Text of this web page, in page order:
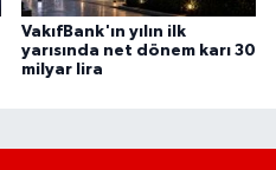
VakıfBank'ın yılın ilk
yarısında net dönem karı 30
milyar lira